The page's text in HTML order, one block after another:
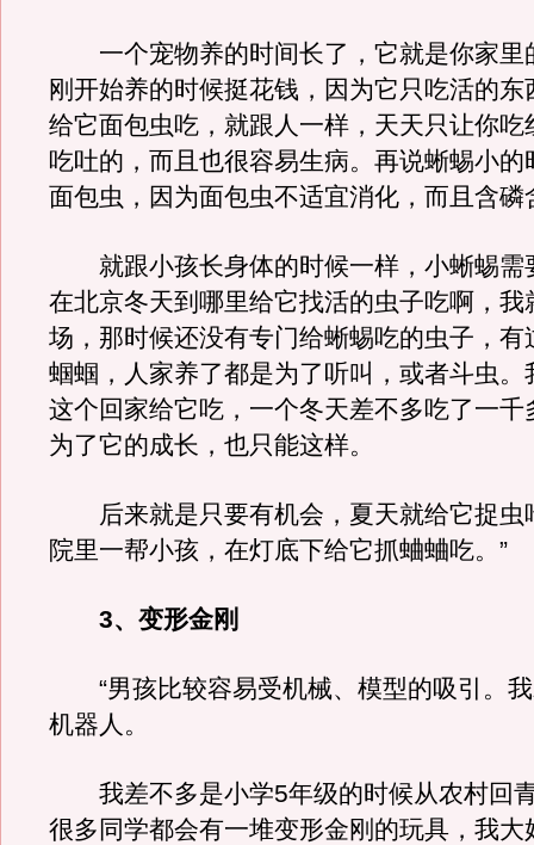
一个宠物养的时间长了，它就是你家里
刚开始养的时候挺花钱，因为它只吃活的东
给它面包虫吃，就跟人一样，天天只让你吃
吃吐的，而且也很容易生病。再说蜥蜴小的
面包虫，因为面包虫不适宜消化，而且含磷
就跟小孩长身体的时候一样，小蜥蜴需
在北京冬天到哪里给它找活的虫子吃啊，我
场，那时候还没有专门给蜥蜴吃的虫子，有
蝈蝈，人家养了都是为了听叫，或者斗虫。
这个回家给它吃，一个冬天差不多吃了一千
为了它的成长，也只能这样。
后来就是只要有机会，夏天就给它捉虫
院里一帮小孩，在灯底下给它抓蛐蛐吃。”
3、变形金刚
“男孩比较容易受机械、模型的吸引。我
机器人。
我差不多是小学5年级的时候从农村回
很多同学都会有一堆变形金刚的玩具，我大